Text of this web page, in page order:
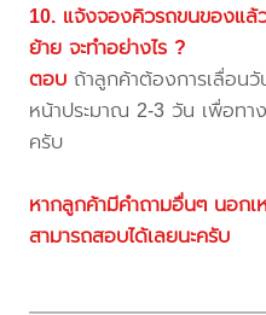
10. แจ้งจองคิวรถขนของแ
ย้าย จะทำอย่างไร ?
ตอบ ถ้าลูกค้าต้องการเลื่อน
หน้าประมาณ 2-3 วัน เพื่อทา
ครับ
หากลูกค้ามีคำถามอื่นๆ นอกเ
สามารถสอบได้เลยนะครับ